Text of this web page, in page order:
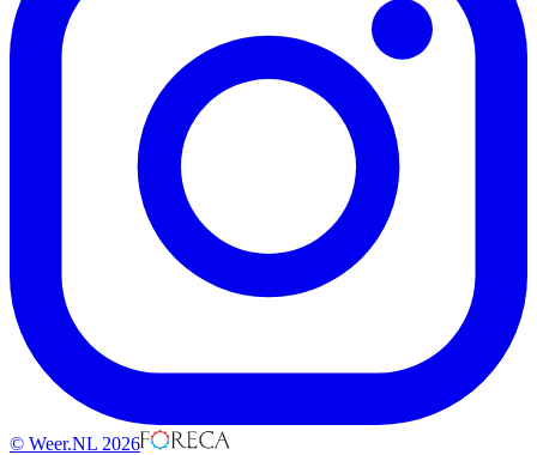
© Weer.NL 2026